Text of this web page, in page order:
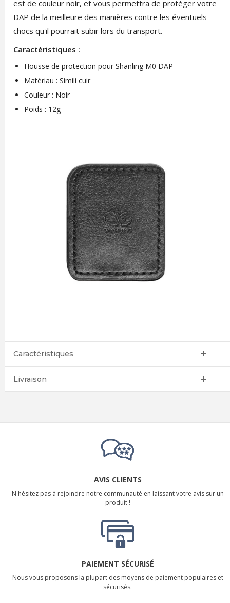
est de couleur noir, et vous permettra de protéger votre
DAP de la meilleure des manières contre les éventuels
chocs qu'il pourrait subir lors du transport.
Caractéristiques :
Housse de protection pour Shanling M0 DAP
Matériau : Simili cuir
Couleur : Noir
Poids : 12g
Caractéristiques
Livraison
AVIS CLIENTS
N'hésitez pas à rejoindre notre communauté en laissant votre avis sur un
produit !
PAIEMENT SÉCURISÉ
Nous vous proposons la plupart des moyens de paiement populaires et
sécurisés.